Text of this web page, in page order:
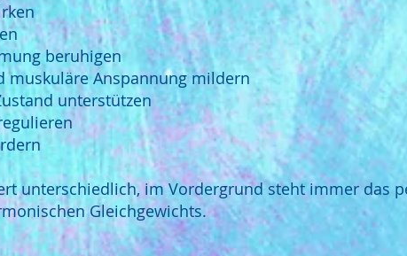
beruhigen
muskuläre Anspannung mildern
unterstützen
unterschiedlich, im Vordergrund steht immer das
Gleichgewichts.